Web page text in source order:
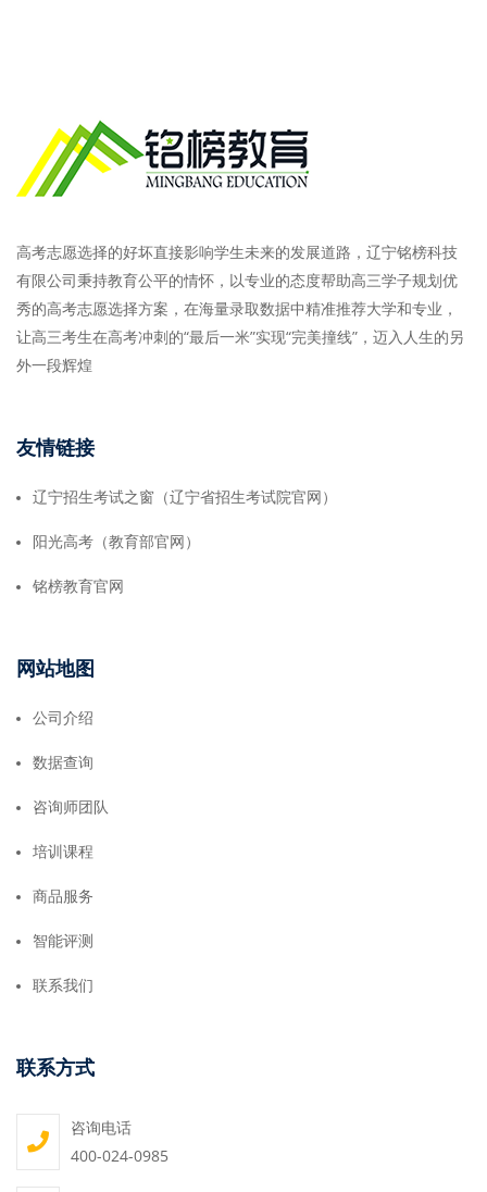
高考志愿选择的好坏直接影响学生未来的发展道路，辽宁铭榜科技
有限公司秉持教育公平的情怀，以专业的态度帮助高三学子规划优
秀的高考志愿选择方案，在海量录取数据中精准推荐大学和专业，
让高三考生在高考冲刺的“最后一米”实现“完美撞线”，迈入人生的另
外一段辉煌
友情链接
辽宁招生考试之窗（辽宁省招生考试院官网）
阳光高考（教育部官网）
铭榜教育官网
网站地图
公司介绍
数据查询
咨询师团队
培训课程
商品服务
智能评测
联系我们
联系方式
咨询电话
400-024-0985